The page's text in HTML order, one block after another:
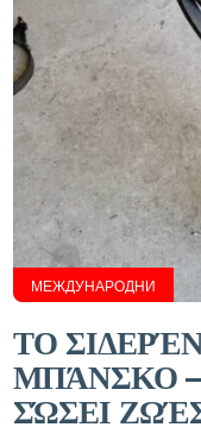
МЕЖДУНАРОДНИ
ΤΟ
ΜΠΆΝΣΚΟ –
ΣΏΣΕΙ